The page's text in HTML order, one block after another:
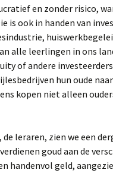
en zonder risico,
is ook in handen van
alle leerlingen in ons
of andere
hun oude
kopen niet alleen
leraren, zien we een
goud aan de
handenvol geld,